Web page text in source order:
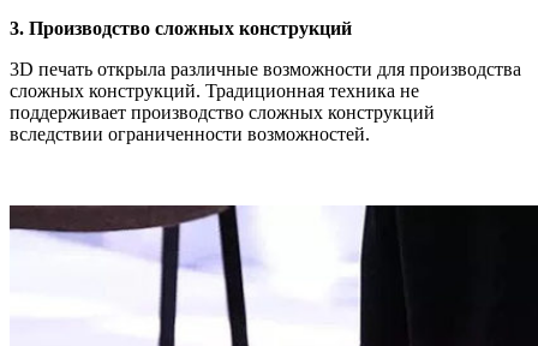
3. Производство сложных конструкций
3D печать открыла различные возможности для производства
сложных конструкций. Традиционная техника не
поддерживает производство сложных конструкций
вследствии ограниченности возможностей.